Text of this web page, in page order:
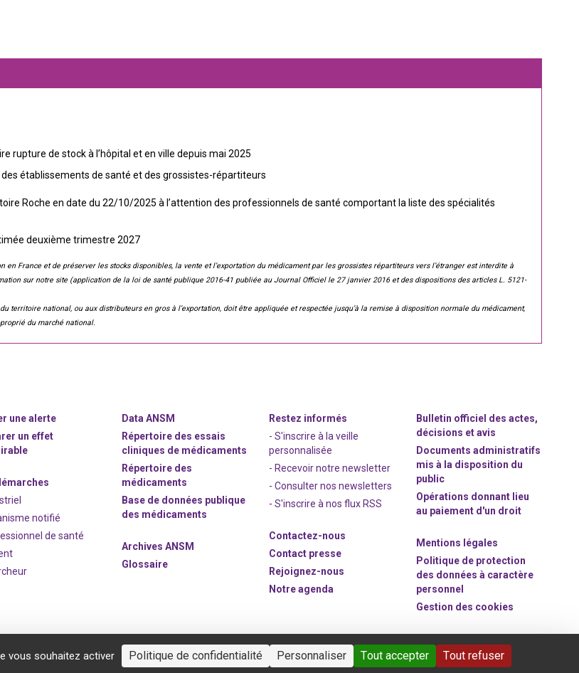
rupture de stock à l’hôpital et en ville depuis mai 2025
établissements de santé et des grossistes-répartiteurs
Roche en date du 22/10/2025 à l’attention des professionnels de santé comportant la liste des spécialités
deuxième trimestre 2027
France et de préserver les stocks disponibles, la vente et l’exportation du médicament par les grossistes répartiteurs vers l’étranger est interdite à
sur notre site (application de la loi de santé publique 2016-41 publiée au Journal Officiel le 27 janvier 2016 et des dispositions des articles L. 5121-
territoire national, ou aux distributeurs en gros à l’exportation, doit être appliquée et respectée jusqu’à la remise à disposition normale du médicament,
du marché national.
une alerte
un effet
notifié
de santé
Data ANSM
Répertoire des essais
cliniques de médicaments
Répertoire des
médicaments
Base de données publique
des médicaments
Archives ANSM
Glossaire
Restez informés
- S'inscrire à la veille
personnalisée
- Recevoir notre newsletter
- Consulter nos newsletters
-S'inscrire à nos flux RSS
Contactez-nous
Contact presse
Rejoignez-nous
Notre agenda
Bulletin officiel des actes,
décisions et avis
Documents administratifs
mis à la disposition du
public
Opérations donnant lieu
au paiement d'un droit
Mentions légales
Politique de protection
des données à caractère
personnel
Gestion des cookies
vous souhaitez activer Tout accepter Tout refuser
Personnaliser
Politique de confidentialité